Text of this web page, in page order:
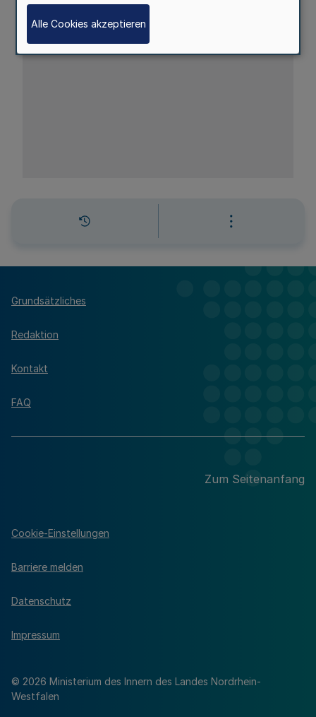
Grundsätzliches
Redaktion
Kontakt
FAQ
Zum Seitenanfang
© 2026 Ministerium des Innern des Landes Nordrhein-
Westfalen
Cookie-Einstellungen
Barriere melden
Datenschutz
Impressum
Alle Cookies akzeptieren